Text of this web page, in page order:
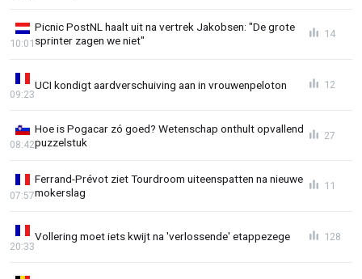
Picnic PostNL haalt uit na vertrek Jakobsen: "De grote
sprinter zagen we niet"
10:01
14
UCI kondigt aardverschuiving aan in vrouwenpeloton
09:23
12
Hoe is Pogacar zó goed? Wetenschap onthult opvallend
puzzelstuk
08:42
27
Ferrand-Prévot ziet Tourdroom uiteenspatten na nieuwe
mokerslag
07:57
11
Vollering moet iets kwijt na 'verlossende' etappezege
20:33
128